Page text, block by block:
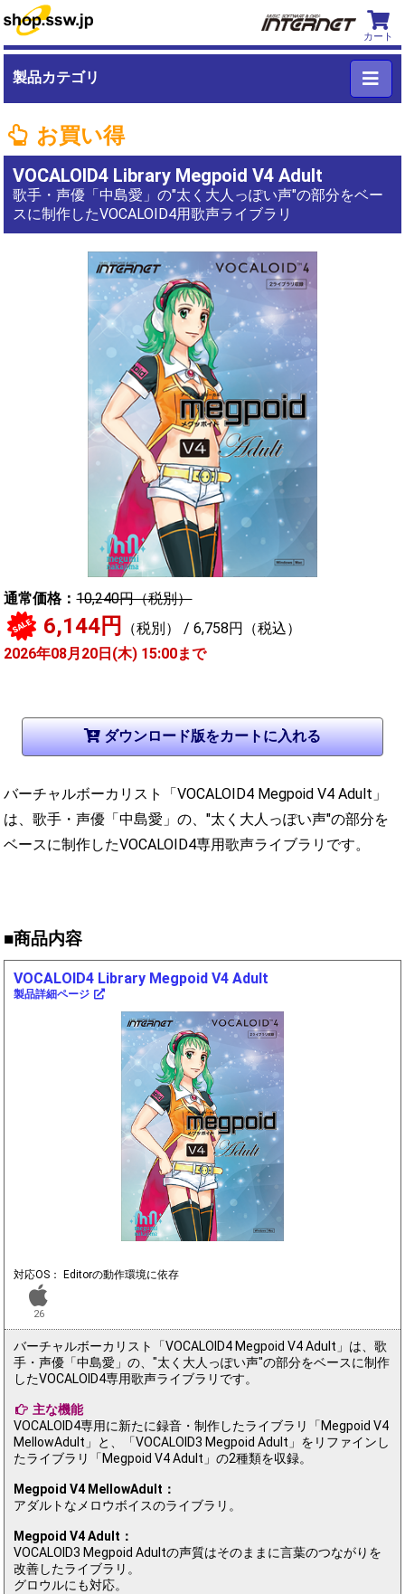
カート
製品カテゴリ
お買い得
VOCALOID4 Library Megpoid V4 Adult
歌手・声優「中島愛」の"太く大人っぽい声"の部分をベー
スに制作したVOCALOID4用歌声ライブラリ
通常価格：10,240円（税別）
SALE 6,144円
（税別） / 6,758円（税込）
2026年08月20日(木) 15:00まで
バーチャルボーカリスト「VOCALOID4 Megpoid V4 Adult」
は、歌手・声優「中島愛」の、"太く大人っぽい声"の部分を
ベースに制作したVOCALOID4専用歌声ライブラリです。
■商品内容
VOCALOID4 Library Megpoid V4 Adult
製品詳細ページ
対応OS： Editorの動作環境に依存
26
バーチャルボーカリスト「VOCALOID4 Megpoid V4 Adult」は、歌
手・声優「中島愛」の、"太く大人っぽい声"の部分をベースに制作
したVOCALOID4専用歌声ライブラリです。
主な機能
VOCALOID4専用に新たに録音・制作したライブラリ「Megpoid V4
MellowAdult」と、「VOCALOID3 Megpoid Adult」をリファインし
たライブラリ「Megpoid V4 Adult」の2種類を収録。
Megpoid V4 MellowAdult：
アダルトなメロウボイスのライブラリ。
Megpoid V4 Adult：
VOCALOID3 Megpoid Adultの声質はそのままに言葉のつながりを
改善したライブラリ。
グロウルにも対応。